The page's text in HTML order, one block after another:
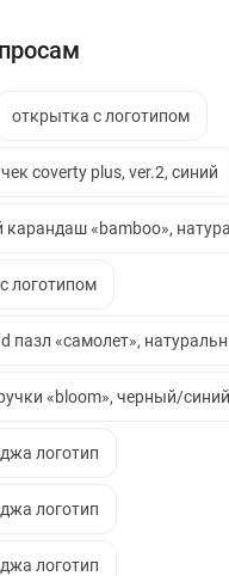
открытка с логотипом
coverty plus, ver.2, синий
карандаш «bamboo»,
логотипом
пазл «самолет»,
«bloom», черный/синий
логотип
логотип
логотип